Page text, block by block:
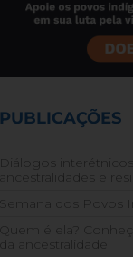
PUBLICAÇÕES
Diálogos interétnicos:
ancestralidades e
Semana dos Povos
Quem é ela?
da ancestralidade